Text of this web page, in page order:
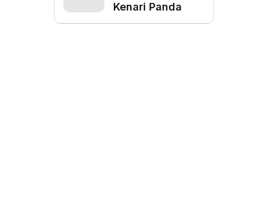
Kenari Panda